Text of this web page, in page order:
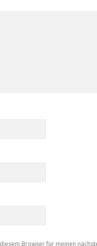
Browser für meinen